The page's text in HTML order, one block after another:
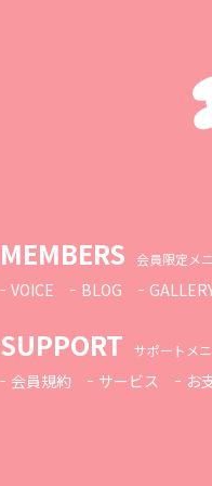
MEMBERS 会員限定メ
VOICE BLOG
SUPPORT サポートメ
会員規約 サービス お